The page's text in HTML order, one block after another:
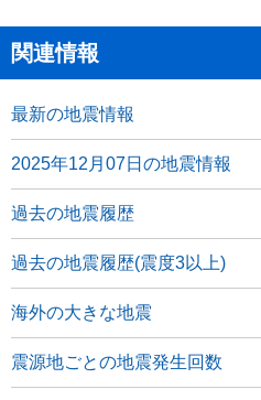
関連情報
最新の地震情報
2025年12月07日の地震情報
過去の地震履歴
過去の地震履歴(震度3以上)
海外の大きな地震
震源地ごとの地震発生回数